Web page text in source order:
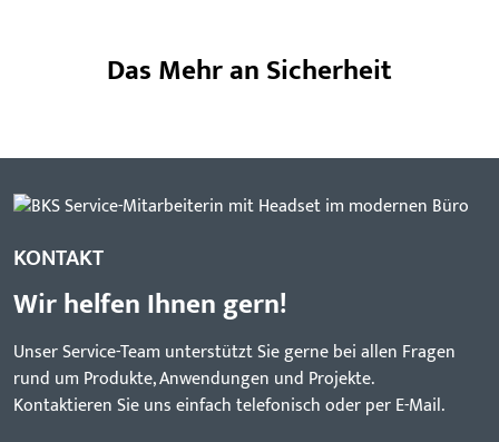
Das Mehr an Sicherheit
KONTAKT
Wir helfen Ihnen gern!
Unser Service-Team unterstützt Sie gerne bei allen Fragen
rund um Produkte, Anwendungen und Projekte.
Kontaktieren Sie uns einfach telefonisch oder per E-Mail.